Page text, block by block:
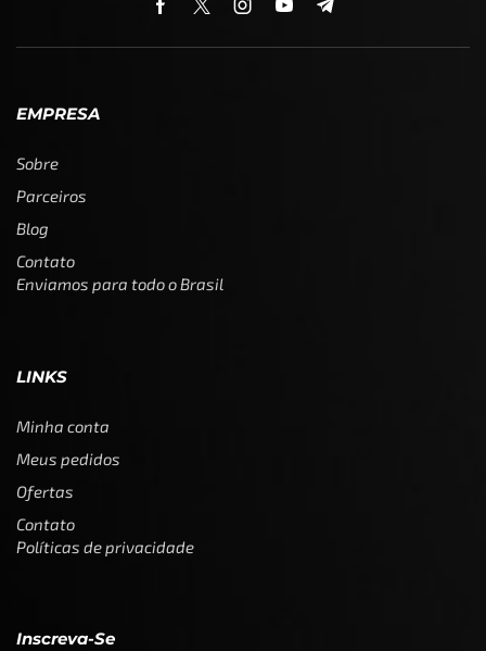
EMPRESA
Sobre
Parceiros
Blog
Contato
Enviamos para todo o Brasil
LINKS
Minha conta
Meus pedidos
Ofertas
Contato
Políticas de privacidade
Inscreva-Se